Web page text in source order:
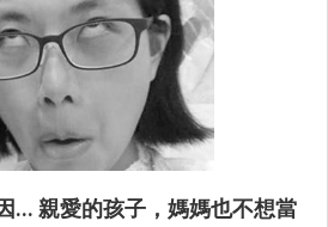
... 親愛的孩子，媽媽也不想當